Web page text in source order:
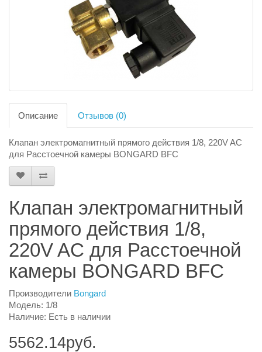
Описание Отзывов (0)
Клапан электромагнитный прямого действия 1/8, 220V AC
для Расстоечной камеры BONGARD BFC
Клапан электромагнитный
прямого действия 1/8,
220V AC для Расстоечной
камеры BONGARD BFC
Производители Bongard
Модель: 1/8
Наличие: Есть в наличии
5562.14руб.